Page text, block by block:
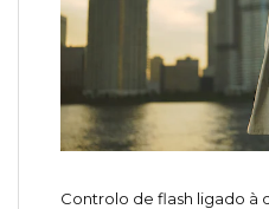
Controlo de flash ligado à